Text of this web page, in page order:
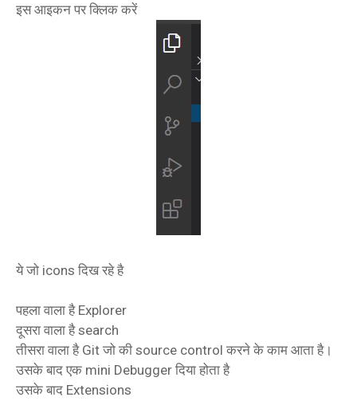
इस आइकन पर क्लिक करें
ये जो icons दिख रहे है
पहला वाला है Explorer
दूसरा वाला है search
तीसरा वाला है Git जो की source control करने के काम आता है।
उसके बाद एक mini Debugger दिया होता है
उसके बाद Extensions